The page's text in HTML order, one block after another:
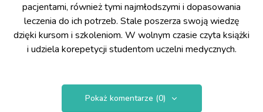
pacjentami, również tymi najmłodszymi i dopasowania
leczenia do ich potrzeb. Stale poszerza swoją wiedzę
dzięki kursom i szkoleniom. W wolnym czasie czyta książki
i udziela korepetycji studentom uczelni medycznych.
Pokaż komentarze (0)